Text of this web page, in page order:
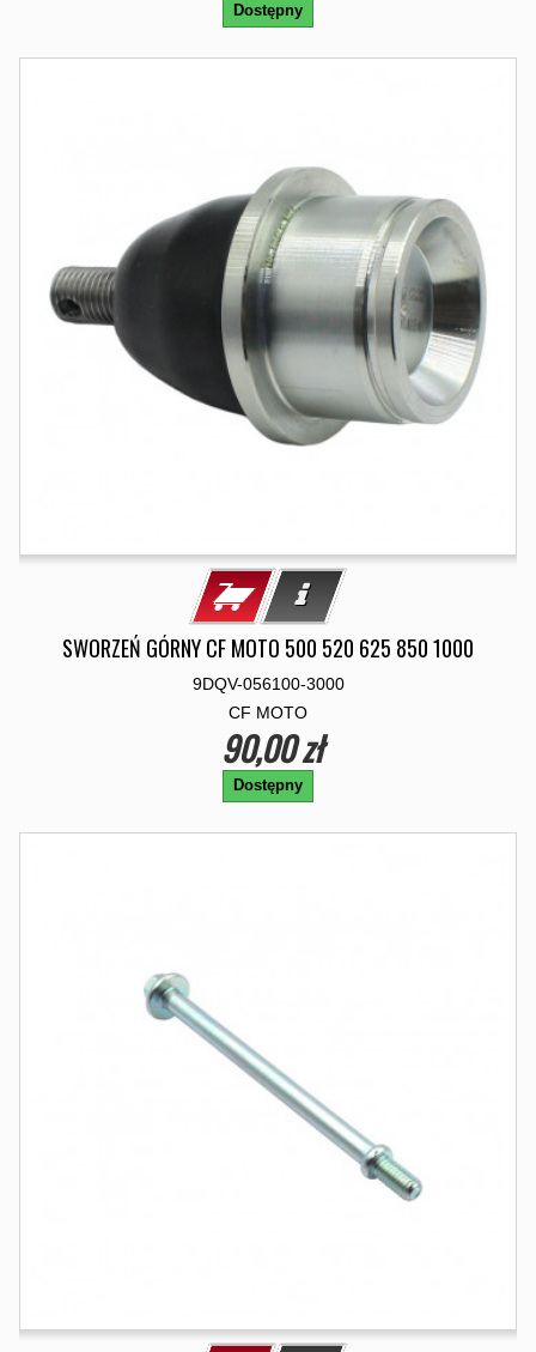
Dostępny
SWORZEŃ GÓRNY CF MOTO 500 520 625 850 1000
9DQV-056100-3000
CF MOTO
90,00 zł
Dostępny